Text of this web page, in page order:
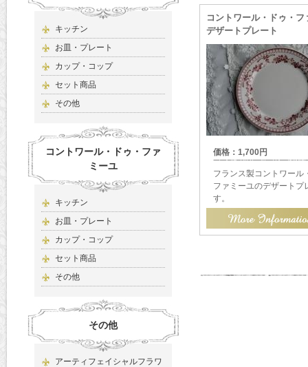
キッチン
お皿・プレート
カップ・コップ
セット商品
その他
コントワール・ドゥ・ファ
ミーユ
キッチン
お皿・プレート
カップ・コップ
セット商品
その他
その他
アーティフェイシャルフラワ
コントワール・ドゥ・フ
デザートプレート
価格：1,700円
フランス製コントワール
ファミーユのデザートプ
す。